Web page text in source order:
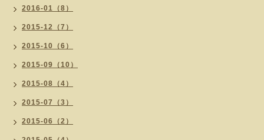
2016-01（8）
2015-12（7）
2015-10（6）
2015-09（10）
2015-08（4）
2015-07（3）
2015-06（2）